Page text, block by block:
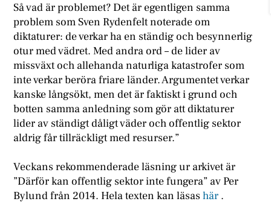
Så vad är problemet? Det är egentligen samma
problem som Sven Rydenfelt noterade om
diktaturer: de verkar ha en ständig och besynnerlig
otur med vädret. Med andra ord – de lider av
missväxt och allehanda naturliga katastrofer som
inte verkar beröra friare länder. Argumentet verkar
kanske långsökt, men det är faktiskt i grund och
botten samma anledning som gör att diktaturer
lider av ständigt dåligt väder och offentlig sektor
aldrig får tillräckligt med resurser.”
Veckans rekommenderade läsning ur arkivet är
”Därför kan offentlig sektor inte fungera” av Per
Bylund från 2014. Hela texten kan läsashär .